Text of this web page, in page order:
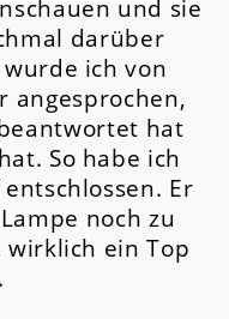
und sie
darüber
ich von
angesprochen,
hat
So habe ich
Er
noch zu
ein Top